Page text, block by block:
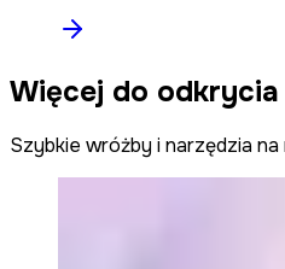
Więcej do odkrycia
Szybkie wróżby i narzędzia